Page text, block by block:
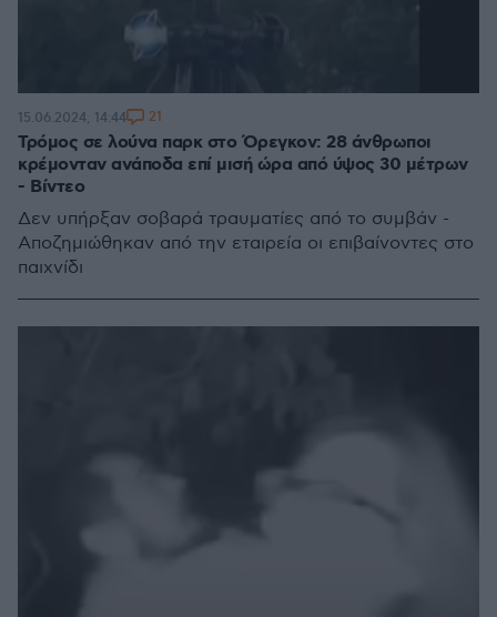
Τρόμος σε λούνα παρκ στο Όρεγκον: 28 άνθρωποι
κρέμονταν ανάποδα επί μισή ώρα από ύψος 30 μέτρων
- Βίντεο
Δεν υπήρξαν σοβαρά τραυματίες από το συμβάν -
Αποζημιώθηκαν από την εταιρεία οι επιβαίνοντες στο
παιχνίδι
15.06.2024, 14:44 21